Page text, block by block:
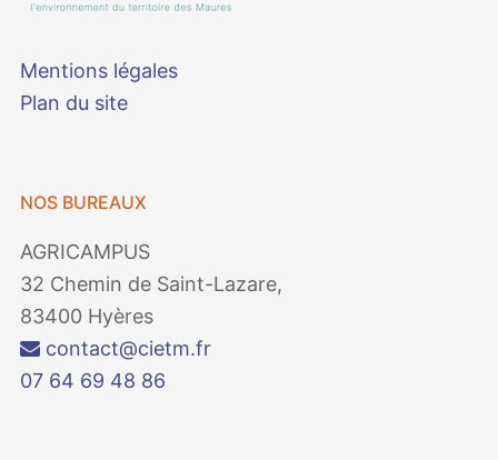
Mentions légales
Plan du site
NOS BUREAUX
AGRICAMPUS
32 Chemin de Saint-Lazare,
83400 Hyères
contact@cietm.fr
07 64 69 48 86